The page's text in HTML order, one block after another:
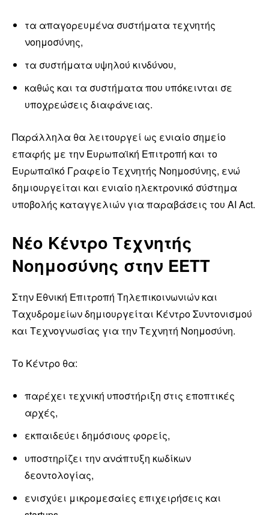
τα απαγορευμένα συστήματα τεχνητής
νοημοσύνης,
τα συστήματα υψηλού κινδύνου,
καθώς και τα συστήματα που υπόκεινται σε
υποχρεώσεις διαφάνειας.
Παράλληλα θα λειτουργεί ως ενιαίο σημείο
επαφής με την Ευρωπαϊκή Επιτροπή και το
Ευρωπαϊκό Γραφείο Τεχνητής Νοημοσύνης, ενώ
δημιουργείται και ενιαίο ηλεκτρονικό σύστημα
υποβολής καταγγελιών για παραβάσεις του AI Act.
Νέο Κέντρο Τεχνητής
Νοημοσύνης στην ΕΕΤΤ
Στην Εθνική Επιτροπή Τηλεπικοινωνιών και
Ταχυδρομείων δημιουργείται Κέντρο Συντονισμού
και Τεχνογνωσίας για την Τεχνητή Νοημοσύνη.
Το Κέντρο θα:
παρέχει τεχνική υποστήριξη στις εποπτικές
αρχές,
εκπαιδεύει δημόσιους φορείς,
υποστηρίζει την ανάπτυξη κωδίκων
δεοντολογίας,
ενισχύει μικρομεσαίες επιχειρήσεις και